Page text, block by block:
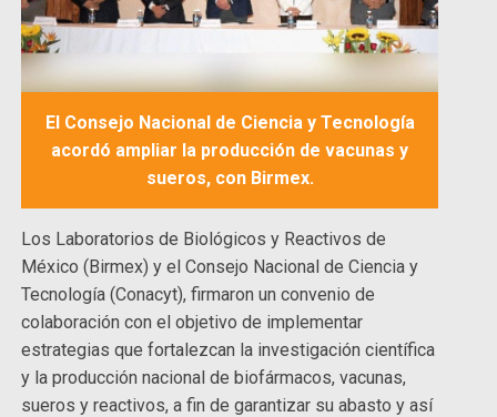
El Consejo Nacional de Ciencia y Tecnología
acordó ampliar la producción de vacunas y
sueros, con Birmex.
Los Laboratorios de Biológicos y Reactivos de
México (Birmex) y el Consejo Nacional de Ciencia y
Tecnología (Conacyt), firmaron un convenio de
colaboración con el objetivo de implementar
estrategias que fortalezcan la investigación científica
y la producción nacional de biofármacos, vacunas,
sueros y reactivos, a fin de garantizar su abasto y así